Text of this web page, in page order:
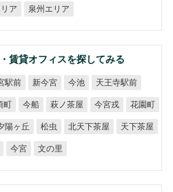
ア 泉州エリア
賃貸オフィスを探してみる
駅前 新今宮 今池 天王寺駅前
町 今船 萩ノ茶屋 今宮戎 花園町
陽ヶ丘 松虫 北天下茶屋 天下茶屋
今宮 文の里